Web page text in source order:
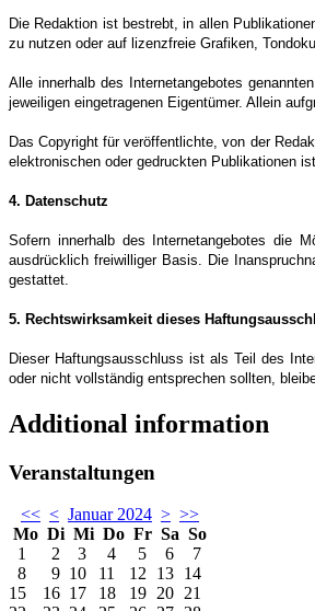
Die Redaktion ist bestrebt, in allen
zu nutzen oder auf lizenzfreie Grafiken,
Alle innerhalb des Internetangebotes
jeweiligen eingetragenen Eigentümer. Allein
Das Copyright für veröffentlichte, von der
elektronischen oder gedruckten Publikationen
4. Datenschutz
Sofern innerhalb des Internetangebotes die
ausdrücklich freiwilliger Basis. Die
gestattet.
5. Rechtswirksamkeit dieses
Dieser Haftungsausschluss ist als Teil des
oder nicht vollständig entsprechen sollten,
Additional information
Veranstaltungen
<< < Januar 2024 > >>
Mo Di Mi Do Fr Sa So
1
2 3 4 5 6
7
8
9 10 11 12 13 14
15
16 17 18 19 20 21